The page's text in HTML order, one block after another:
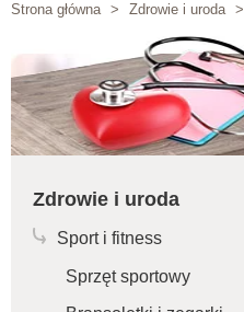
Strona główna > Zdrowie i uroda >
Zdrowie i uroda
Sport i fitness
Sprzęt sportowy